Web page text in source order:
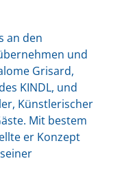
an den
und
Grisard,
KINDL, und
Künstlerischer
Mit bestem
er Konzept